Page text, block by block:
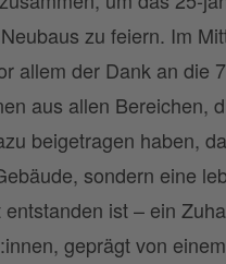
zu feiern. Im
allem der Dank an die
aus allen Bereichen,
beigetragen haben,
sondern eine
ist – ein
geprägt von einem